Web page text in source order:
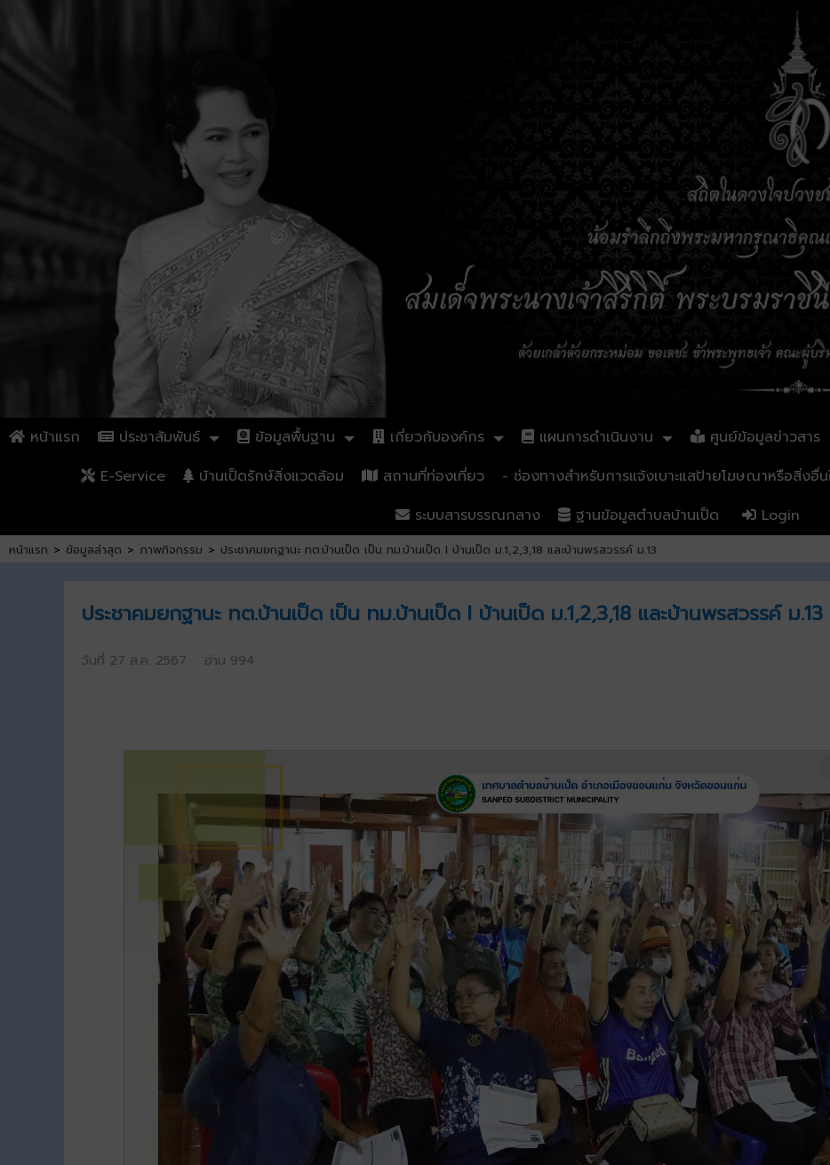
หน้าแรก ประชาสัมพันธ์ ข้อมูลพื้นฐาน เกี่ยวกับองค์กร แผนการดำเนินงาน ศูนย์ข้อมูลข่าวสาร
E-Service
บ้านเป็ดรักษ์สิ่งแวดล้อม สถานที่ท่องเที่ยว
- ช่องทางสำหรับการแจ้งเบาะแสป้ายโฆษณาหรือสิ่ง
ระบบสารบรรณกลาง
ฐานข้อมูลตำบลบ้านเป็ด Login
หน้าแรก > ข้อมูลล่าสุด > ภาพกิจกรรม > ประชาคมยกฐานะ ทต.บ้านเป็ด เป็น ทม.บ้านเป็ด l บ้านเป็ด ม.1,2,3,18 และบ้านพรสวรรค์ ม.13
ประชาคมยกฐานะ ทต.บ้านเป็ด เป็น ทม.บ้านเป็ด l บ้านเป็ด ม.1,2,3,18 และบ้านพรสวรรค์ ม.13
วันที่ 27 ส.ค. 2567 อ่าน 994